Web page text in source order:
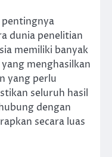
pentingnya
dunia penelitian
memiliki banyak
menghasilkan
yang perlu
seluruh hasil
dengan
secara luas